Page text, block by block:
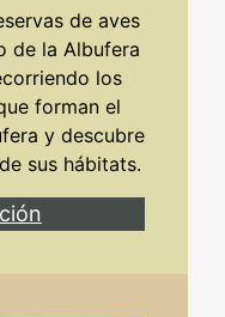
de aves
de la Albufera
los
forman el
y descubre
sus hábitats.